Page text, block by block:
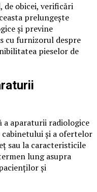
de obicei, verificări
prelungește
și previne
cu furnizorul despre
pieselor de
a aparaturii radiologice
și a ofertelor
sau la caracteristicile
lung asupra
și